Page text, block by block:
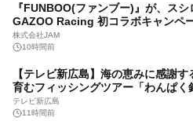
10時間前
『FUNBOO(ファンブー)』が、スシ
GAZOO Racing 初コラボキャンペ
ニカー)付きメニューが展開されます
10時間前
総合旅行プラットフォーム「エアト
ブリッド型総合書店「honto」との
『FUNBOO(ファンブー)』が、スシ
GAZOO Racing 初コラボキャン
全国のスシロー店舗でGR 4車種の
ニカー)付きメニューが展開されます
株式会社JAM
10時間前
【テレビ新広島】海の恵みに感謝す
育むフィッシングツアー「わんぱく
られごろ」の参加小学生を募集
テレビ新広島
11時間前